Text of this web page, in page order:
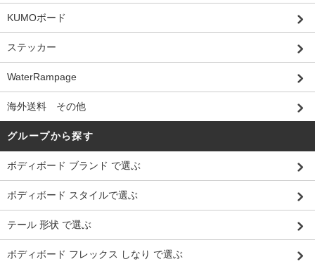
KUMOボード
ステッカー
WaterRampage
海外送料 その他
グループから探す
ボディボード ブランド で選ぶ
ボディボード スタイルで選ぶ
テール 形状 で選ぶ
ボディボード フレックス しなり で選ぶ